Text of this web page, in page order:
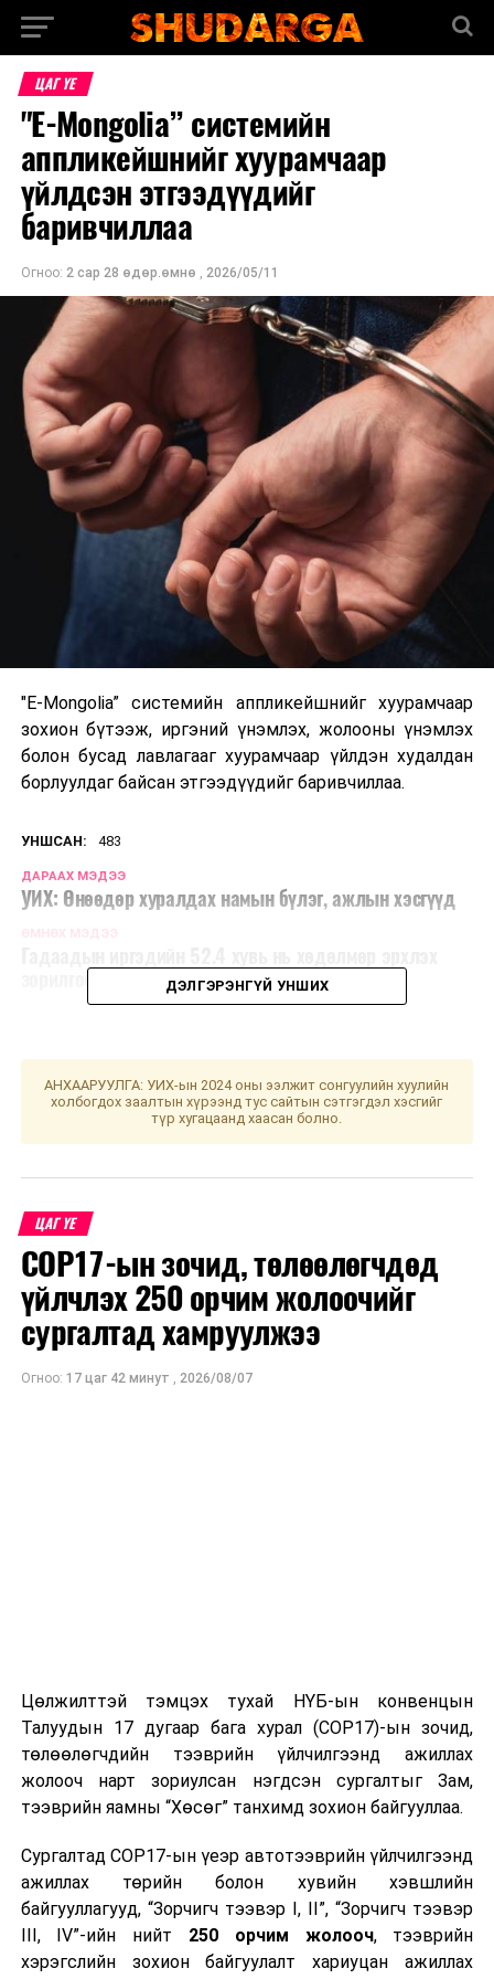
ЦАГ ҮЕ
"E-Mongolia” системийн
аппликейшнийг хуурамчаар
үйлдсэн этгээдүүдийг
баривчиллаа
Огноо: 2 сар 28 өдөр.өмнө , 2026/05/11
"E-Mongolia” системийн аппликейшнийг хуурамчаар
зохион бүтээж, иргэний үнэмлэх, жолооны үнэмлэх
болон бусад лавлагааг хуурамчаар үйлдэн худалдан
борлуулдаг байсан этгээдүүдийг баривчиллаа.
УНШСАН: 483
ДАРААХ МЭДЭЭ
УИХ: Өнөөдөр хуралдах намын бүлэг, ажлын хэсгүүд
ӨМНӨХ МЭДЭЭ
зорилгоор оршин сууж байна
ДЭЛГЭРЭНГҮЙ УНШИХ
АНХААРУУЛГА: УИХ-ын 2024 оны ээлжит сонгуулийн хуулийн
холбогдох заалтын хүрээнд тус сайтын сэтгэгдэл хэсгийг
түр хугацаанд хаасан болно.
ЦАГ ҮЕ
COP17-ын зочид, төлөөлөгчдөд
үйлчлэх 250 орчим жолоочийг
сургалтад хамруулжээ
Огноо: 17 цаг 42 минут , 2026/08/07
Цөлжилттэй тэмцэх тухай НҮБ-ын конвенцын
Талуудын 17 дугаар бага хурал (COP17)-ын зочид,
төлөөлөгчдийн тээврийн үйлчилгээнд ажиллах
жолооч нарт зориулсан нэгдсэн сургалтыг Зам,
тээврийн яамны “Хөсөг” танхимд зохион байгууллаа.
Сургалтад COP17-ын үеэр автотээврийн үйлчилгээнд
ажиллах төрийн болон хувийн хэвшлийн
байгууллагууд, “Зорчигч тээвэр I, II”, “Зорчигч тээвэр
III, IV”-ийн нийт 250 орчим жолооч, тээврийн
хэрэгслийн зохион байгуулалт хариуцан ажиллах